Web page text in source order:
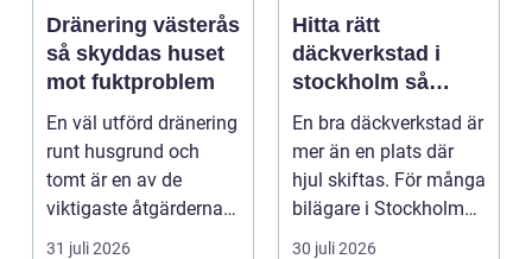
Dränering västerås
så skyddas huset
mot fuktproblem
En väl utförd dränering
runt husgrund och
tomt är en av de
viktigaste åtgärderna
för att undvika fuk...
31 juli 2026
Hitta rätt
däckverkstad i
stockholm så
väljer du tryggt
och smart
En bra däckverkstad är
mer än en plats där
hjul skiftas. För många
bilägare i Stockholm
handlar vale...
30 juli 2026